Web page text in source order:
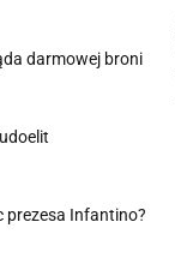
darmowej broni
prezesa Infantino?